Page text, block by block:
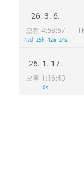
26. 3. 6.
오전 4:58:57
47d 15h 42m 14s
26. 1. 17.
오후 1:16:43
0s